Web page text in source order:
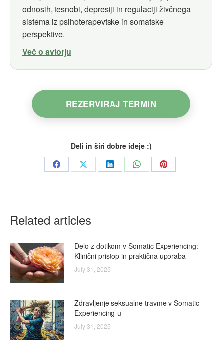
odnosih, tesnobi, depresiji in regulaciji živčnega
sistema iz psihoterapevtske in somatske
perspektive.
Več o avtorju
REZERVIRAJ TERMIN
Deli in širi dobre ideje :)
Share Share Share Share Share
Related articles
Delo z dotikom v Somatic Experiencing:
Klinični pristop in praktična uporaba
July 31, 2025
Zdravljenje seksualne travme v Somatic
Experiencing-u
July 31, 2025